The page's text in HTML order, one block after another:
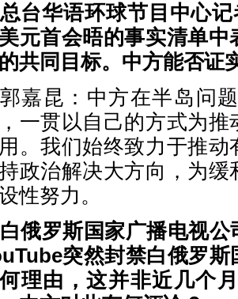
总台华语环球节目中心
元首会晤的事实清单
共同目标。中方能否证
郭嘉昆：中方在半岛问
一贯以自己的方式为
。我们始终致力于推
政治解决大方向，为
性努力。
白俄罗斯国家广播电视
突然封禁白俄罗
理由，这并非近几个